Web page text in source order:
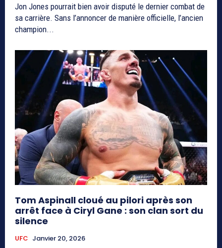
Jon Jones pourrait bien avoir disputé le dernier combat de
sa carrière. Sans l’annoncer de manière officielle, l’ancien
champion...
Tom Aspinall cloué au pilori après son
arrêt face à Ciryl Gane : son clan sort du
silence
UFC Janvier 20, 2026